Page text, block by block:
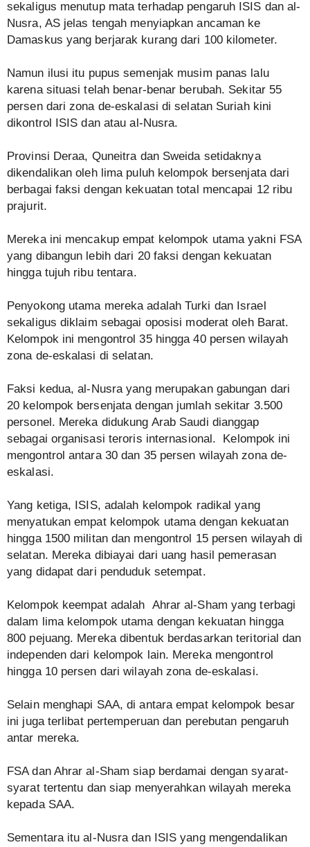
sekaligus menutup mata terhadap pengaruh ISIS dan al-
Nusra, AS jelas tengah menyiapkan ancaman ke
Damaskus yang berjarak kurang dari 100 kilometer.
Namun ilusi itu pupus semenjak musim panas lalu
karena situasi telah benar-benar berubah. Sekitar 55
persen dari zona de-eskalasi di selatan Suriah kini
dikontrol ISIS dan atau al-Nusra.
Provinsi Deraa, Quneitra dan Sweida setidaknya
dikendalikan oleh lima puluh kelompok bersenjata dari
berbagai faksi dengan kekuatan total mencapai 12 ribu
prajurit.
Mereka ini mencakup empat kelompok utama yakni FSA
yang dibangun lebih dari 20 faksi dengan kekuatan
hingga tujuh ribu tentara.
Penyokong utama mereka adalah Turki dan Israel
sekaligus diklaim sebagai oposisi moderat oleh Barat.
Kelompok ini mengontrol 35 hingga 40 persen wilayah
zona de-eskalasi di selatan.
Faksi kedua, al-Nusra yang merupakan gabungan dari
20 kelompok bersenjata dengan jumlah sekitar 3.500
personel. Mereka didukung Arab Saudi dianggap
sebagai organisasi teroris internasional. Kelompok ini
mengontrol antara 30 dan 35 persen wilayah zona de-
eskalasi.
Yang ketiga, ISIS, adalah kelompok radikal yang
menyatukan empat kelompok utama dengan kekuatan
hingga 1500 militan dan mengontrol 15 persen wilayah di
selatan. Mereka dibiayai dari uang hasil pemerasan
yang didapat dari penduduk setempat.
Kelompok keempat adalah Ahrar al-Sham yang terbagi
dalam lima kelompok utama dengan kekuatan hingga
800 pejuang. Mereka dibentuk berdasarkan teritorial dan
independen dari kelompok lain. Mereka mengontrol
hingga 10 persen dari wilayah zona de-eskalasi.
Selain menghapi SAA, di antara empat kelompok besar
ini juga terlibat pertemperuan dan perebutan pengaruh
antar mereka.
FSA dan Ahrar al-Sham siap berdamai dengan syarat-
syarat tertentu dan siap menyerahkan wilayah mereka
kepada SAA.
Sementara itu al-Nusra dan ISIS yang mengendalikan